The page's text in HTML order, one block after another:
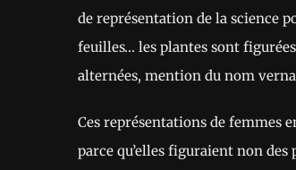
de représentation de la science
feuilles… les plantes sont
alternées, mention du nom
Ces représentations de femmes
parce qu’elles figuraient non des